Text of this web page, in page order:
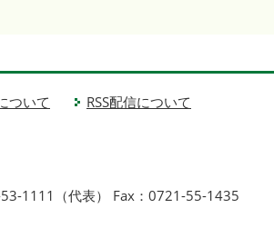
ついて RSS配信について
1111（代表） Fax：0721-55-1435